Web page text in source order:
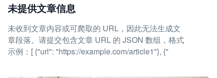
未提供文章信息
未收到文章内容或可爬取的 URL，因此无法生成文
章段落。请提交包含文章 URL 的 JSON 数组，格式
示例：[ {"url": "https://example.com/article1"}, {"